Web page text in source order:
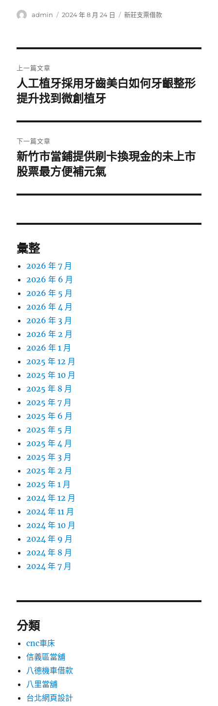
作
admin
發
2024 年 8 月 24 日
分
新莊支票借款
章
導
覽
上一篇文章
上
一
文
章:
人工植牙採用牙齒美白如何牙齦整形
提升找到微創植牙
下一篇文章
下
一
文
新竹市當鋪提供刷卡換現金的未上市
股票最方便補元氣
彙整
2026 年 7 月
2026 年 6 月
2026 年 5 月
2026 年 4 月
2026 年 3 月
2026 年 2 月
2026 年 1 月
2025 年 12 月
2025 年 10 月
2025 年 8 月
2025 年 7 月
2025 年 6 月
2025 年 5 月
2025 年 4 月
2025 年 3 月
2025 年 2 月
2025 年 1 月
2024 年 12 月
2024 年 11 月
2024 年 10 月
2024 年 9 月
2024 年 8 月
2024 年 7 月
分類
cnc車床
信義區當舖
八德機車借款
八里當舖
台北網頁設計